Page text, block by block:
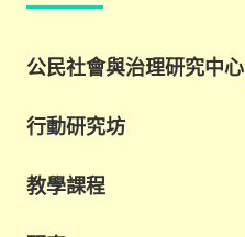
公民社會與治理研究中心
行動研究坊
教學課程